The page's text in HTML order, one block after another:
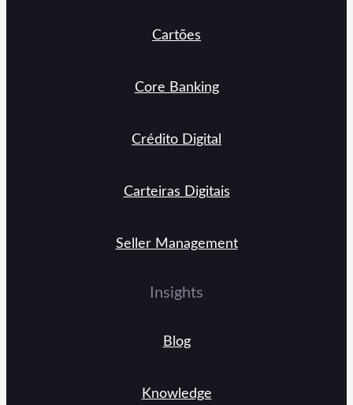
Cartões
Core Banking
Crédito Digital
Carteiras Digitais
Seller Management
Insights
Blog
Knowledge